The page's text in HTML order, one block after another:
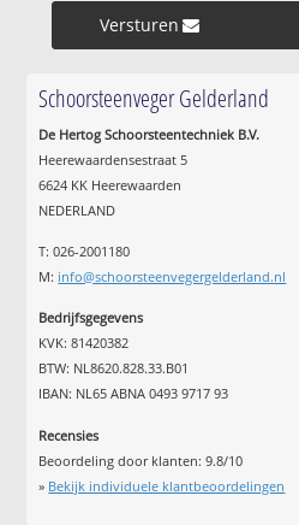
Versturen »
Schoorsteenveger Gelderland
De Hertog Schoorsteentechniek B.V.
Heerewaardensestraat 5
6624 KK Heerewaarden
NEDERLAND
T: 026-2001180
M: info@schoorsteenvegergelderland.nl
Bedrijfsgegevens
KVK: 81420382
BTW: NL8620.828.33.B01
IBAN: NL65 ABNA 0493 9717 93
Recensies
Beoordeling door klanten:9.8/10
» Bekijk individuele klantbeoordelingen